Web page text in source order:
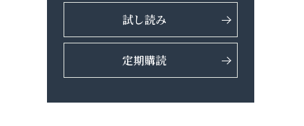
試し読み
定期購読